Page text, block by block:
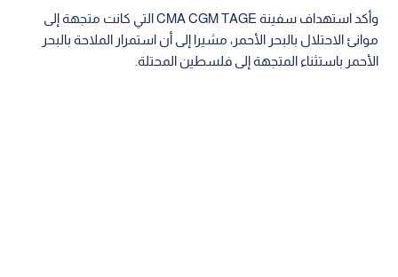
وأكد استهداف سفينة CMA CGM TAGE التي كانت متجهة إلى
موانئ الاحتلال بالبحر الأحمر، مشيرا إلى أن استمرار الملاحة بالبحر
الأحمر باستثناء المتجهة إلى فلسطين المحتلة.